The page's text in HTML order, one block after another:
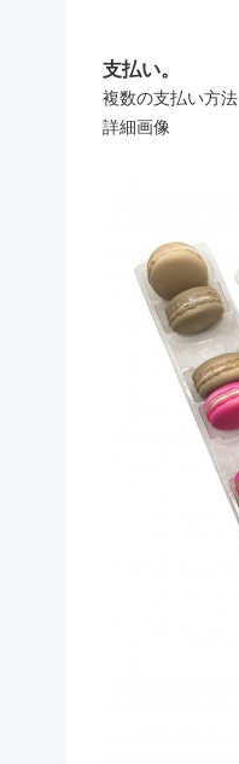
支払い。
複数の支払い方法
詳細画像